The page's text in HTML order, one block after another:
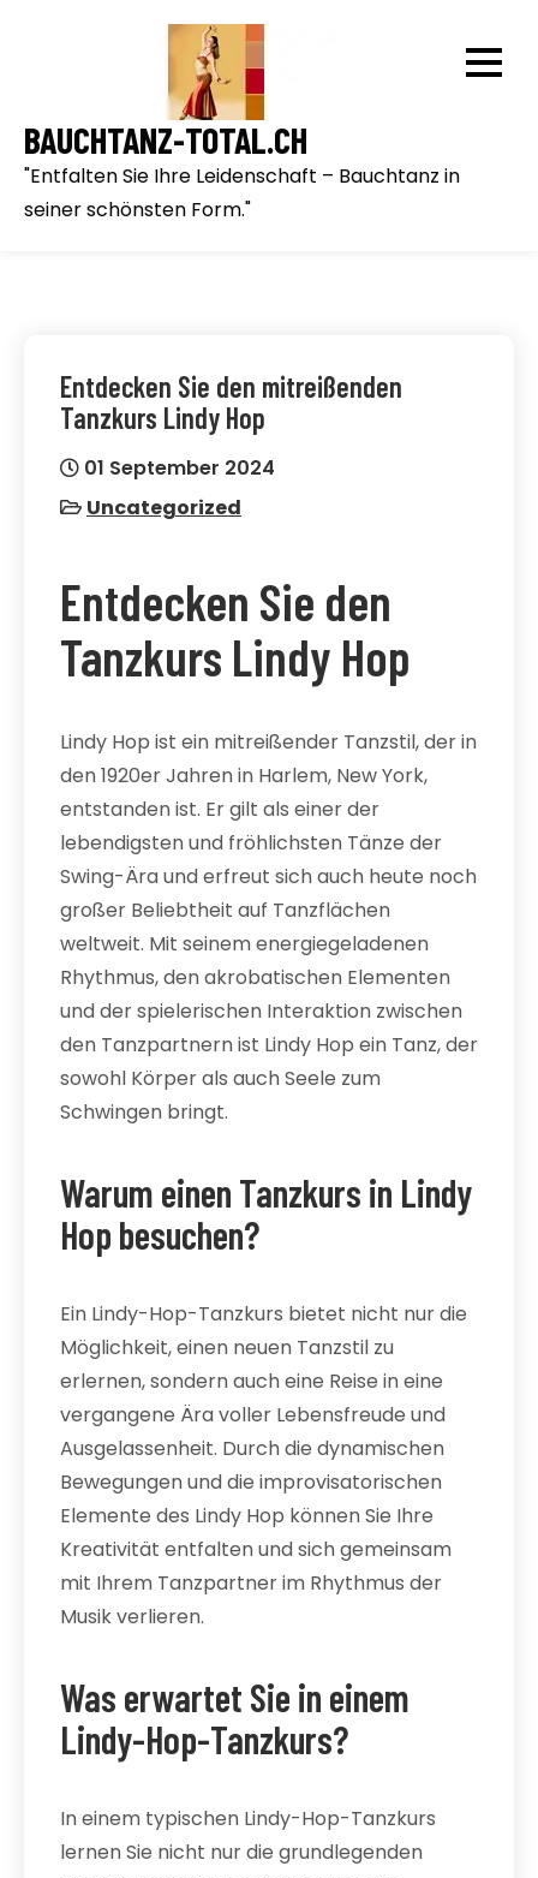
BAUCHTANZ-TOTAL.CH
"Entfalten Sie Ihre Leidenschaft – Bauchtanz in
seiner schönsten Form."
Entdecken Sie den mitreißenden
Tanzkurs Lindy Hop
01 September 2024
Uncategorized
Entdecken Sie den
Tanzkurs Lindy Hop
Lindy Hop ist ein mitreißender Tanzstil, der in
den 1920er Jahren in Harlem, New York,
entstanden ist. Er gilt als einer der
lebendigsten und fröhlichsten Tänze der
Swing-Ära und erfreut sich auch heute noch
großer Beliebtheit auf Tanzflächen
weltweit. Mit seinem energiegeladenen
Rhythmus, den akrobatischen Elementen
und der spielerischen Interaktion zwischen
den Tanzpartnern ist Lindy Hop ein Tanz, der
sowohl Körper als auch Seele zum
Schwingen bringt.
Warum einen Tanzkurs in Lindy
Hop besuchen?
Ein Lindy-Hop-Tanzkurs bietet nicht nur die
Möglichkeit, einen neuen Tanzstil zu
erlernen, sondern auch eine Reise in eine
vergangene Ära voller Lebensfreude und
Ausgelassenheit. Durch die dynamischen
Bewegungen und die improvisatorischen
Elemente des Lindy Hop können Sie Ihre
Kreativität entfalten und sich gemeinsam
mit Ihrem Tanzpartner im Rhythmus der
Musik verlieren.
Was erwartet Sie in einem
Lindy-Hop-Tanzkurs?
In einem typischen Lindy-Hop-Tanzkurs
lernen Sie nicht nur die grundlegenden